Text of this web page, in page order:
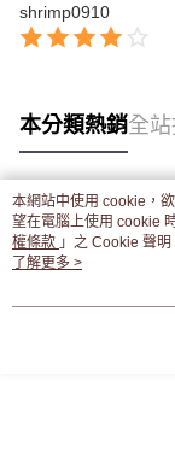
shrimp0910
本分類熱銷全
熱門標籤
本網站中使用 cookie，
望在電腦上使用 cookie
權條款 」之 Cookie 聲
用條款之 Cookie 聲明使
了解更多 >